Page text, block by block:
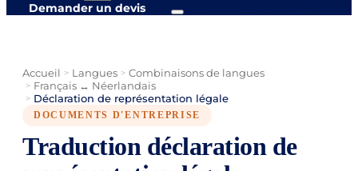
Demander un devis
Accueil > Langues > Combinaisons de langues
> Français ↔ Néerlandais
> Déclaration de représentation légale
DOCUMENTS D'ENTREPRISE
Traduction déclaration de